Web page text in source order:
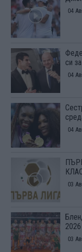
04
си
04
04
03
2026
03